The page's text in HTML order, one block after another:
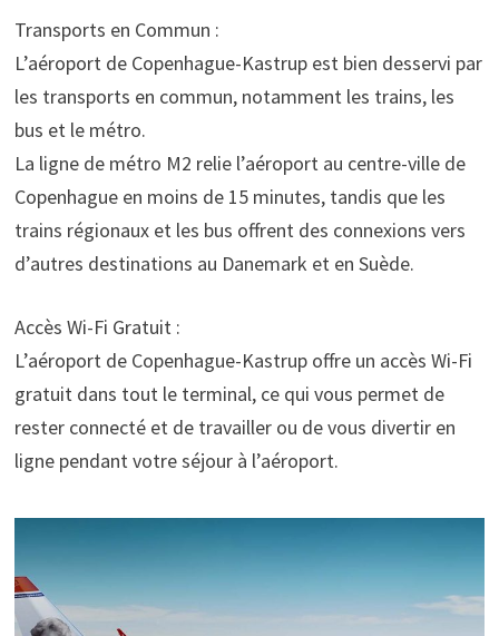
Transports en Commun :
L’aéroport de Copenhague-Kastrup est bien desservi par
les transports en commun, notamment les trains, les
bus et le métro.
La ligne de métro M2 relie l’aéroport au centre-ville de
Copenhague en moins de 15 minutes, tandis que les
trains régionaux et les bus offrent des connexions vers
d’autres destinations au Danemark et en Suède.
Accès Wi-Fi Gratuit :
L’aéroport de Copenhague-Kastrup offre un accès Wi-Fi
gratuit dans tout le terminal, ce qui vous permet de
rester connecté et de travailler ou de vous divertir en
ligne pendant votre séjour à l’aéroport.